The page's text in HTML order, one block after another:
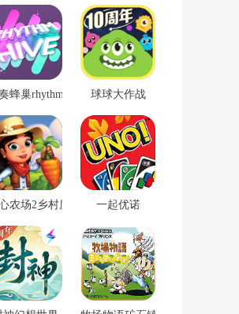
蜂巢rhythm hive 球球大作战
农场2乡村度假中文版一起优诺